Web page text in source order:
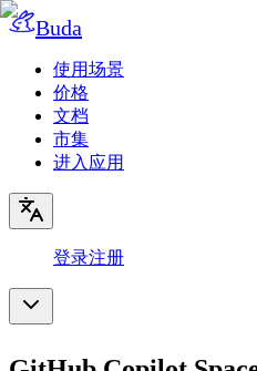
Buda
使用场景
价格
文档
市集
进入应用
登录注册